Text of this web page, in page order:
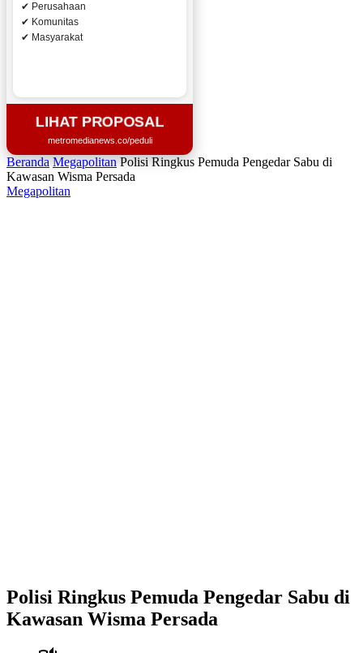
✔ Perusahaan
✔ Komunitas
✔ Masyarakat
LIHAT PROPOSAL
metromedianews.co/peduli
Beranda Megapolitan Polisi Ringkus Pemuda Pengedar Sabu di
Kawasan Wisma Persada
Megapolitan
Polisi Ringkus Pemuda Pengedar Sabu di
Kawasan Wisma Persada